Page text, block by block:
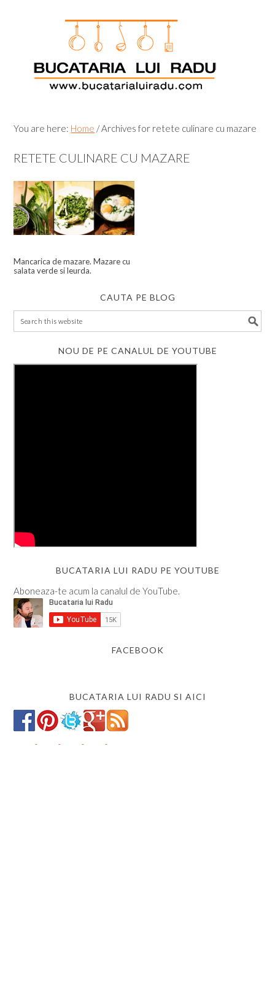
You are here: Home /Archives for retete culinare cu mazare
RETETE CULINARE CU MAZARE
Mancarica de mazare. Mazare cu
salata verde si leurda.
CAUTA PE BLOG
NOU DE PE CANALUL DE YOUTUBE
BUCATARIA LUI RADU PE YOUTUBE
Aboneaza-te acum la canalul de YouTube.
FACEBOOK
BUCATARIA LUI RADU SI AICI